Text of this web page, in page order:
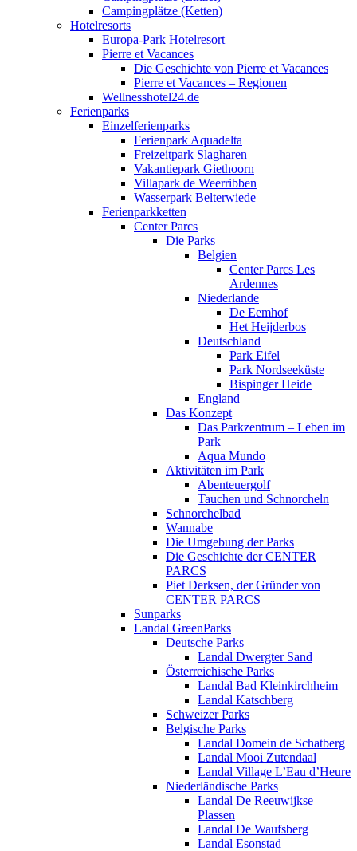
Campingplätze (Ketten)
Hotelresorts
Europa-Park Hotelresort
Pierre et Vacances
Die Geschichte von Pierre et Vacances
Pierre et Vacances – Regionen
Wellnesshotel24.de
Ferienparks
Einzelferienparks
Ferienpark Aquadelta
Freizeitpark Slagharen
Vakantiepark Giethoorn
Villapark de Weerribben
Wasserpark Belterwiede
Ferienparkketten
Center Parcs
Die Parks
Belgien
Center Parcs Les
Ardennes
Niederlande
De Eemhof
Het Heijderbos
Deutschland
Park Eifel
Park Nordseeküste
Bispinger Heide
England
Das Konzept
Das Parkzentrum – Leben im
Park
Aqua Mundo
Aktivitäten im Park
Abenteuergolf
Tauchen und Schnorcheln
Schnorchelbad
Wannabe
Die Umgebung der Parks
Die Geschichte der CENTER
PARCS
Piet Derksen, der Gründer von
CENTER PARCS
Sunparks
Landal GreenParks
Deutsche Parks
Landal Dwergter Sand
Österreichische Parks
Landal Bad Kleinkirchheim
Landal Katschberg
Schweizer Parks
Belgische Parks
Landal Domein de Schatberg
Landal Mooi Zutendaal
Landal Village L’Eau d’Heure
Niederländische Parks
Landal De Reeuwijkse
Plassen
Landal De Waufsberg
Landal Esonstad